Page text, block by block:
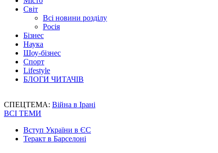
Світ
Всі новини розділу
Росія
Бізнес
Наука
Шоу-бізнес
Спорт
Lifestyle
БЛОГИ ЧИТАЧІВ
СПЕЦТЕМА: Війна в Ірані
ВСІ ТЕМИ
Вступ України в ЄС
Теракт в Барселоні